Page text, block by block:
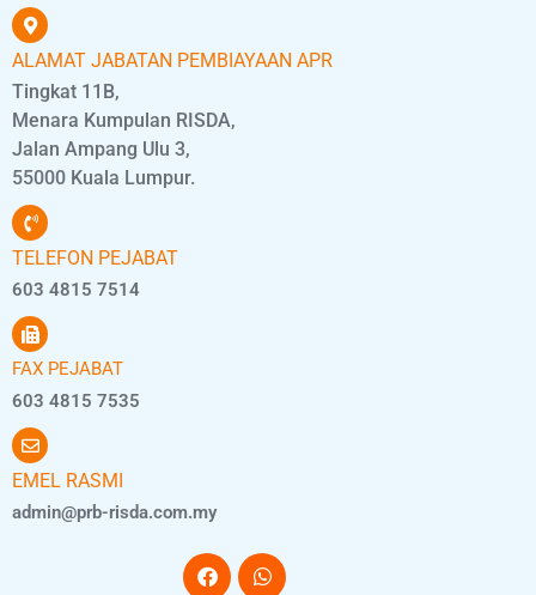
ALAMAT JABATAN PEMBIAYAAN APR
Tingkat 11B,
Menara Kumpulan RISDA,
Jalan Ampang Ulu 3,
55000 Kuala Lumpur.
TELEFON PEJABAT
603 4815 7514
FAX PEJABAT
603 4815 7535
EMEL RASMI
admin@prb-risda.com.my